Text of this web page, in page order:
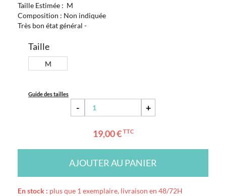
Taille Estimée : M
Composition : Non indiquée
Très bon état général -
Taille
M
Guide des tailles
- +
19,00 € TTC
AJOUTER AU PANIER
En stock : plus que 1 exemplaire, livraison en 48/72H